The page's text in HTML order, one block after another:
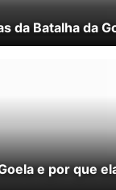
da Batalha da
e por que